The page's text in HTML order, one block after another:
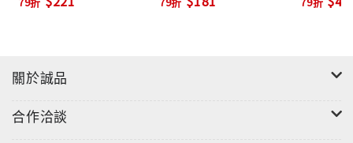
關於誠品
合作洽談